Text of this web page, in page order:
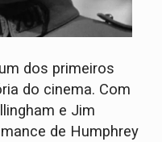
dos primeiros
do cinema. Com
e Jim
de Humphrey